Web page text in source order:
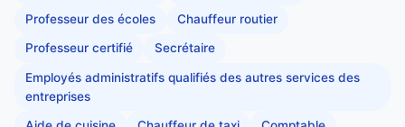
Professeur des écoles Chauffeur routier
Professeur certifié Secrétaire
Employés administratifs qualifiés des autres services des
entreprises